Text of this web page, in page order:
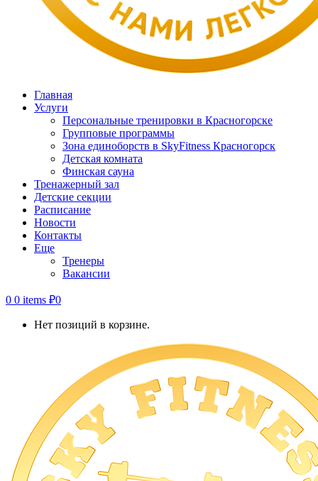
Главная
Услуги
Персональные тренировки в Красногорске
Групповые программы
Зона единоборств в SkyFitness Красногорск
Детская комната
Финская сауна
Тренажерный зал
Детские секции
Расписание
Новости
Контакты
Еще
Тренеры
Вакансии
0 0 items ₽0
Нет позиций в корзине.